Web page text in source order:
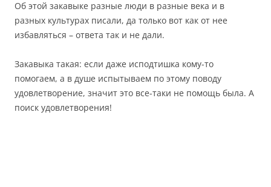
Об этой закавыке разные люди в разные века и в
разных культурах писали, да только вот как от нее
избавляться – ответа так и не дали.
Закавыка такая: если даже исподтишка кому-то
помогаем, а в душе испытываем по этому поводу
удовлетворение, значит это все-таки не помощь была. А
поиск удовлетворения!